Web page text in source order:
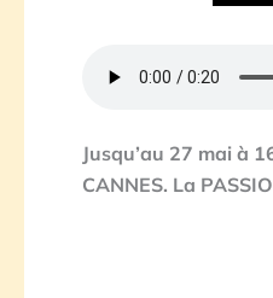
Jusqu’au 27 mai à
CANNES. La